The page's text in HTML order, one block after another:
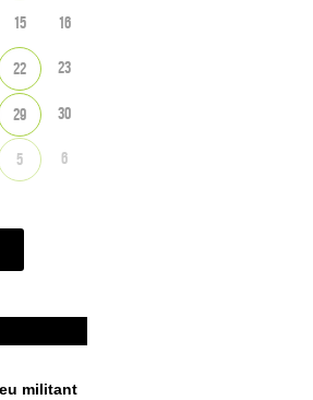
15 16
22 23
29 30
5 6
militant